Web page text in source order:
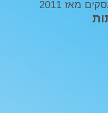
מאז 2011